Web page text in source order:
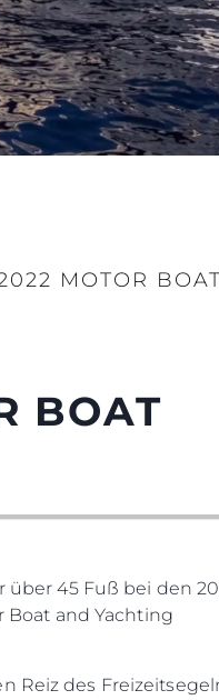
MOTOR BOAT
BOAT
über 45 Fuß bei den
Boat and Yachting
Reiz des